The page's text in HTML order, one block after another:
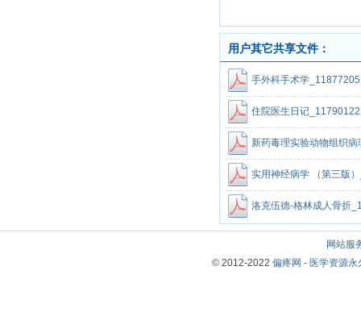
用户其它共享文件：
手外科手术学
住院医生日记
实用神经病学 （第三版
洛克伍德-格林成人骨折
网站服
© 2012-2022偏疼网 - 医学资源